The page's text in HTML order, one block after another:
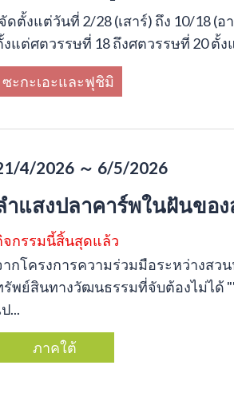
ดตั้งแต่วันที่ 2/28 (เสาร์) ถึง 10/18 (
งแต่ศตวรรษที่ 18 ถึงศตวรรษที่ 20 ตั้
ซะกะเอะและฟุชิมิ
4/2026 ～ 6/5/2026
ำแสงปลาคาร์พในฝันขอ
จกรรมนี้สิ้นสุดแล้ว
ากโครงการความร่วมมือระหว่างสว
รัพย์สินทางวัฒนธรรมที่จับต้องไม่ได้
...
ภาคใต้